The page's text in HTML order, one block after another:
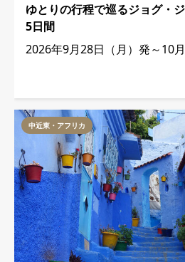
ゆとりの行程で巡るジョグ・
5日間
2026年9月28日（月）発～10
中近東・アフリカ